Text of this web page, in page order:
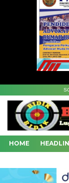
HOME